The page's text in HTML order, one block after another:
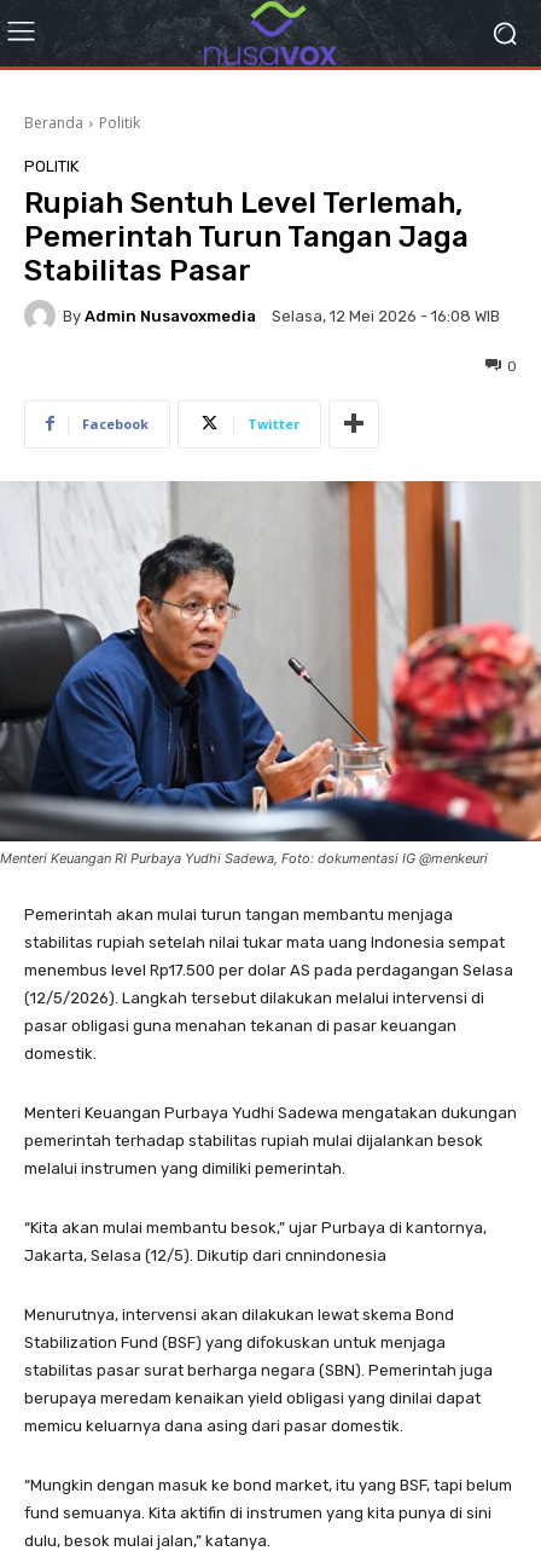
Beranda Politik
POLITIK
Rupiah Sentuh Level Terlemah,
Pemerintah Turun Tangan Jaga
Stabilitas Pasar
By Admin Nusavoxmedia Selasa, 12 Mei 2026 - 16:08 WIB
0
Facebook Twitter
Menteri Keuangan RI Purbaya Yudhi Sadewa, Foto: dokumentasi IG @menkeuri
Pemerintah akan mulai turun tangan membantu menjaga
stabilitas rupiah setelah nilai tukar mata uang Indonesia sempat
menembus level Rp17.500 per dolar AS pada perdagangan Selasa
(12/5/2026). Langkah tersebut dilakukan melalui intervensi di
pasar obligasi guna menahan tekanan di pasar keuangan
domestik.
Menteri Keuangan Purbaya Yudhi Sadewa mengatakan dukungan
pemerintah terhadap stabilitas rupiah mulai dijalankan besok
melalui instrumen yang dimiliki pemerintah.
“Kita akan mulai membantu besok,” ujar Purbaya di kantornya,
Jakarta, Selasa (12/5). Dikutip dari cnnindonesia
Menurutnya, intervensi akan dilakukan lewat skema Bond
Stabilization Fund (BSF) yang difokuskan untuk menjaga
stabilitas pasar surat berharga negara (SBN). Pemerintah juga
berupaya meredam kenaikan yield obligasi yang dinilai dapat
memicu keluarnya dana asing dari pasar domestik.
“Mungkin dengan masuk ke bond market, itu yang BSF, tapi belum
fund semuanya. Kita aktifin di instrumen yang kita punya di sini
dulu, besok mulai jalan,” katanya.